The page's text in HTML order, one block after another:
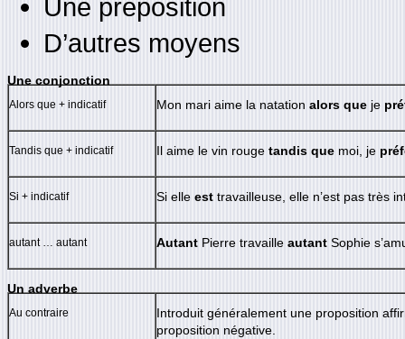
Une préposition
D’autres moyens
Une conjonction
Alors que + indicatif Mon mari aime la natation alors que je
Tandis que + indicatif Il aime le vin rouge tandis que moi, je
Si + indicatif Si elle est travailleuse, elle n’est pas très
autant … autant Autant Pierre travaille autant Sophie
Un adverbe
Au contraire
Introduit généralement une proposition
proposition négative.